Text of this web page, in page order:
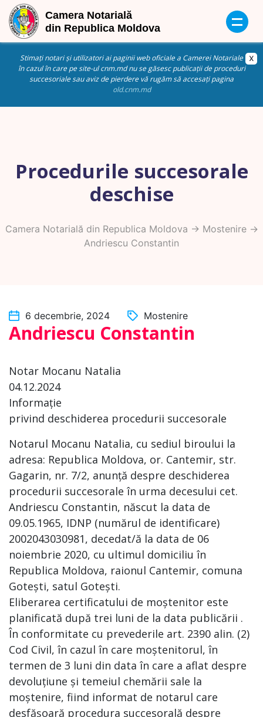
Stimați notari și utilizatori ai paginii web oficiale a Camerei Notariale
în cazul în care pe site-ul cnm.md nu se găsesc publicații de proceduri
succesoriale sau aviz de pierdere vă rugăm să accesați pagina
old.cnm.md
Procedurile succesorale
deschise
Camera Notarială din Republica Moldova -> Mostenire->
Andriescu Constantin
6 decembrie, 2024 Mostenire
Andriescu Constantin
Notar Mocanu Natalia
04.12.2024
Informație
privind deschiderea procedurii succesorale
Notarul Mocanu Natalia, cu sediul biroului la
adresa: Republica Moldova, or. Cantemir, str.
Gagarin, nr. 7/2, anunță despre deschiderea
procedurii succesorale în urma decesului cet.
Andriescu Constantin, născut la data de
09.05.1965, IDNP (numărul de identificare)
2002043030981, decedat/ă la data de 06
noiembrie 2020, cu ultimul domiciliu în
Republica Moldova, raionul Cantemir, comuna
Gotești, satul Gotești.
Eliberarea certificatului de moștenitor este
planificată după trei luni de la data publicării .
În conformitate cu prevederile art. 2390 alin. (2)
Cod Civil, în cazul în care moștenitorul, în
termen de 3 luni din data în care a aflat despre
devoluțiune și temeiul chemării sale la
moștenire, fiind informat de notarul care
desfășoară procedura succesorală despre